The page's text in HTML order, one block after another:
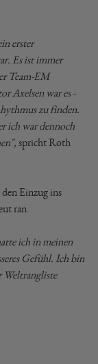
erster
Es ist immer
Team-EM
Axelsen war es -
zu finden.
ich war dennoch
spricht Roth
Einzug ins
ran.
ich in meinen
Gefühl. Ich bin
Weltrangliste